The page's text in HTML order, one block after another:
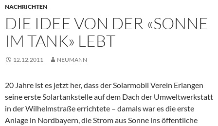
NACHRICHTEN
DIE IDEE VON DER «SONNE
IM TANK» LEBT
12.12.2011 NEUMANN
20 Jahre ist es jetzt her, dass der Solarmobil Verein Erlangen
seine erste Solartankstelle auf dem Dach der Umweltwerkstatt
in der Wilhelmstraße errichtete – damals war es die erste
Anlage in Nordbayern, die Strom aus Sonne ins öffentliche